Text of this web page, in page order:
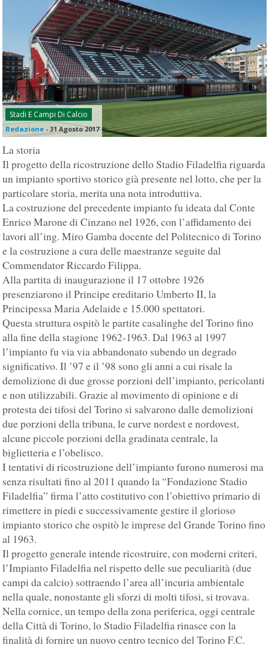
Stadi E Campi Di Calcio
Redazione -31 Agosto 2017
La storia
Il progetto della ricostruzione dello Stadio Filadelfia riguarda
un impianto sportivo storico già presente nel lotto, che per la
particolare storia, merita una nota introduttiva.
La costruzione del precedente impianto fu ideata dal Conte
Enrico Marone di Cinzano nel 1926, con l’affidamento dei
lavori all’ing. Miro Gamba docente del Politecnico di Torino
e la costruzione a cura delle maestranze seguite dal
Commendator Riccardo Filippa.
Alla partita di inaugurazione il 17 ottobre 1926
presenziarono il Principe ereditario Umberto II, la
Principessa Maria Adelaide e 15.000 spettatori.
Questa struttura ospitò le partite casalinghe del Torino fino
alla fine della stagione 1962-1963. Dal 1963 al 1997
l’impianto fu via via abbandonato subendo un degrado
significativo. Il ’97 e il ’98 sono gli anni a cui risale la
demolizione di due grosse porzioni dell’impianto, pericolanti
e non utilizzabili. Grazie al movimento di opinione e di
protesta dei tifosi del Torino si salvarono dalle demolizioni
due porzioni della tribuna, le curve nordest e nordovest,
alcune piccole porzioni della gradinata centrale, la
biglietteria e l’obelisco.
I tentativi di ricostruzione dell’impianto furono numerosi ma
senza risultati fino al 2011 quando la “Fondazione Stadio
Filadelfia” firma l’atto costitutivo con l’obiettivo primario di
rimettere in piedi e successivamente gestire il glorioso
impianto storico che ospitò le imprese del Grande Torino fino
al 1963.
Il progetto generale intende ricostruire, con moderni criteri,
l’Impianto Filadelfia nel rispetto delle sue peculiarità (due
campi da calcio) sottraendo l’area all’incuria ambientale
nella quale, nonostante gli sforzi di molti tifosi, si trovava.
Nella cornice, un tempo della zona periferica, oggi centrale
della Città di Torino, lo Stadio Filadelfia rinasce con la
finalità di fornire un nuovo centro tecnico del Torino F.C.